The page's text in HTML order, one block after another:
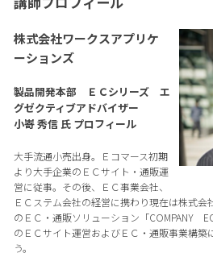
株式会社ワークスアプリケ
ーションズ
製品開発本部 ＥＣシリーズ エ
グゼクティブアドバイザー
小嵜 秀信 氏 プロフィール
大手流通小売出身。Ｅコマース初期
より大手企業のＥＣサイト・通販運
営に従事。その後、ＥＣ事業会社、
ＥＣステム会社の経営に携わり現在は株式
のＥＣ・通販ソリューション「COMPANY
のＥＣサイト運営およびＥＣ・通販事業構築
う。